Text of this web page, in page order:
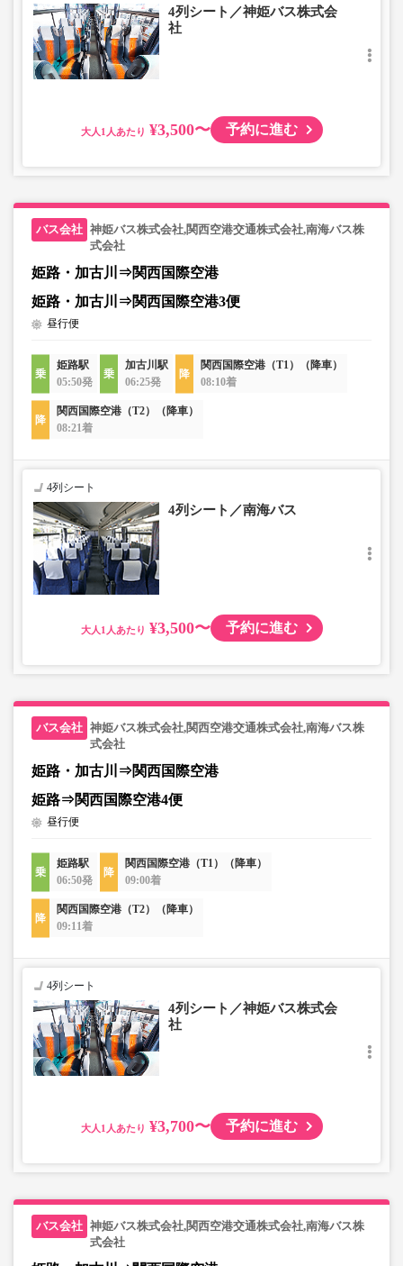
4列シート／神姫バス株式会
社
大人 ¥3,500〜 予約に進む
神姫バス株式会社,関西空港交通株式会社,南海バス株
式会社
姫路・加古川⇒関西国際空港
姫路・加古川⇒関西国際空港3便
昼行便
姫路駅
05:50発
加古川駅
06:25発
関西国際空港（T1）（降車）
08:10着
関西国際空港（T2）（降車）
08:21着
4列シート
4列シート／南海バス
大人 ¥3,500〜 予約に進む
神姫バス株式会社,関西空港交通株式会社,南海バス株
式会社
姫路・加古川⇒関西国際空港
姫路⇒関西国際空港4便
昼行便
姫路駅
06:50発
関西国際空港（T1）（降車）
09:00着
関西国際空港（T2）（降車）
09:11着
4列シート
4列シート／神姫バス株式会
社
大人 ¥3,700〜 予約に進む
神姫バス株式会社,関西空港交通株式会社,南海バス株
式会社